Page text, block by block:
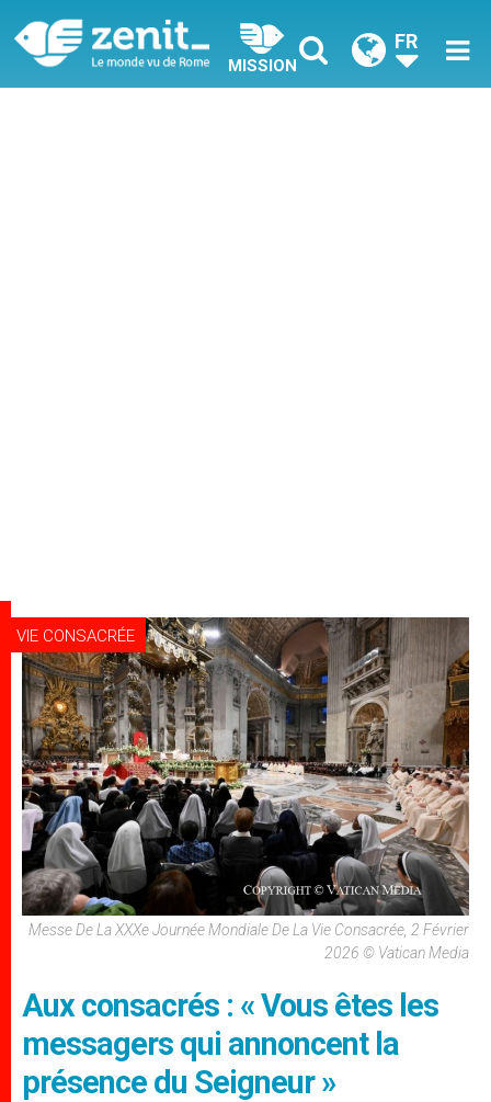
MISSION
FR
VIE CONSACRÉE
Messe De La XXXe Journée Mondiale De La Vie Consacrée, 2 Février
2026 © Vatican Media
Aux consacrés : « Vous êtes les
messagers qui annoncent la
présence du Seigneur »